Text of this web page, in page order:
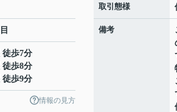
徒歩7分
徒歩8分
徒歩9分
情報の見方
取引態様
備考